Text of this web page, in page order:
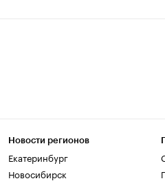
Новости регионов
Екатеринбург
Новосибирск